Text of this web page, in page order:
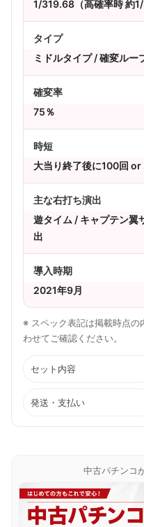
1/319.68（高確率時 約1/
タイプ
ミドルタイプ / 確変ルー
確変率
75％
時短
大当り終了後に100回
主な右打ち演出
遊タイム / キャプテン翼
出
導入時期
2021年9月
※ スペック表記は掲載時点の
わせてご確認ください。
セット内容
発送・支払い
中古パチンコ